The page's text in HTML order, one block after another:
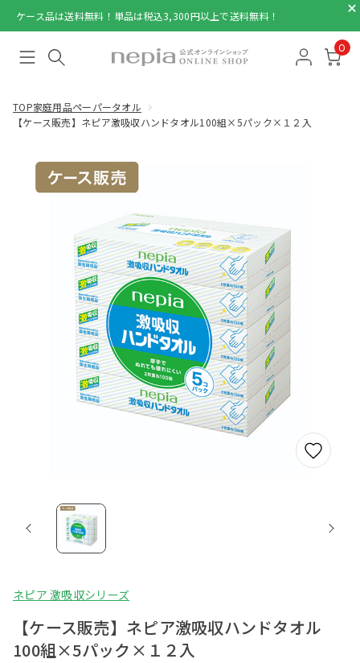
ケース品は送料無料！単品は税込3,300円以上で送料無料！
0
TOP家庭用品ペーパータオル
【ケース販売】ネピア激吸収ハンドタオル100組×5パック×１２入
ネピア 激吸収シリーズ
【ケース販売】ネピア激吸収ハンドタオル
100組×5パック×１２入